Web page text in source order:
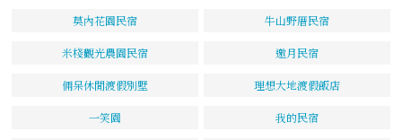
莫內花園民宿 牛山野厝民宿
米棧觀光農園民宿 邀月民宿
倆呆休閒渡假別墅 理想大地渡假飯店
一笑園 我的民宿